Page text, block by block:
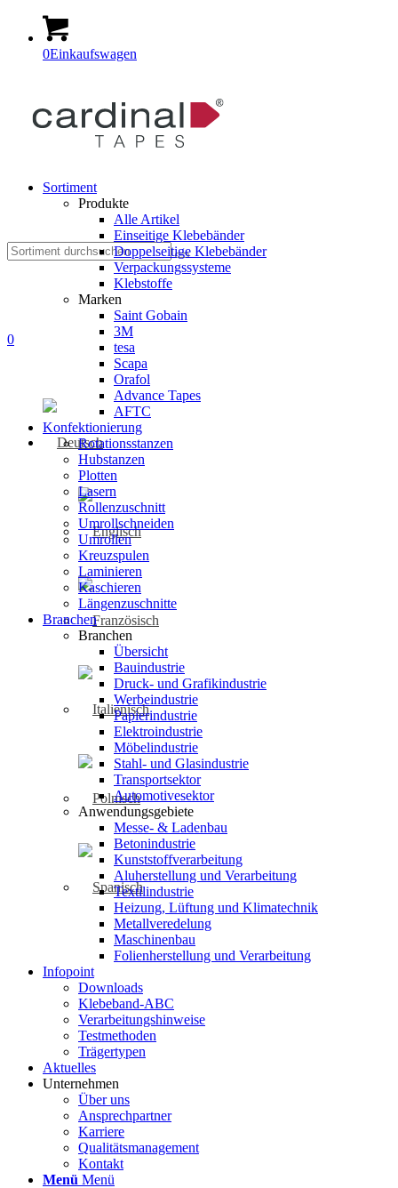
0Einkaufswagen
Suche
nach:
0
Sortiment
Produkte
Alle Artikel
Einseitige Klebebänder
Doppelseitige Klebebänder
Verpackungssysteme
Klebstoffe
Marken
Saint Gobain
3M
tesa
Scapa
Orafol
Advance Tapes
AFTC
Konfektionierung
Rotationsstanzen
Hubstanzen
Plotten
Lasern
Rollenzuschnitt
Umrollschneiden
Umrollen
Kreuzspulen
Laminieren
Kaschieren
Längenzuschnitte
Branchen
Branchen
Übersicht
Bauindustrie
Druck- und Grafikindustrie
Werbeindustrie
Papierindustrie
Elektroindustrie
Möbelindustrie
Stahl- und Glasindustrie
Transportsektor
Automotivesektor
Anwendungsgebiete
Messe- & Ladenbau
Betonindustrie
Kunststoffverarbeitung
Aluherstellung und Verarbeitung
Textilindustrie
Heizung, Lüftung und Klimatechnik
Metallveredelung
Maschinenbau
Folienherstellung und Verarbeitung
Infopoint
Downloads
Klebeband-ABC
Verarbeitungshinweise
Testmethoden
Trägertypen
Aktuelles
Unternehmen
Über uns
Ansprechpartner
Karriere
Qualitätsmanagement
Kontakt
Menü Menü